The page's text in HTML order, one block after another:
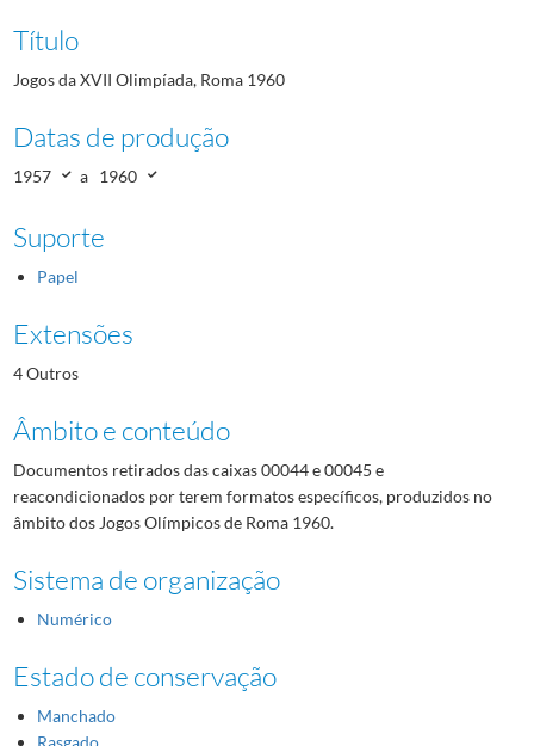
Título
Jogos da XVII Olimpíada, Roma 1960
Datas de produção
1957 a 1960
Suporte
Papel
Extensões
4 Outros
Âmbito e conteúdo
Documentos retirados das caixas 00044 e 00045 e
reacondicionados por terem formatos específicos, produzidos no
âmbito dos Jogos Olímpicos de Roma 1960.
Sistema de organização
Numérico
Estado de conservação
Manchado
Rasgado